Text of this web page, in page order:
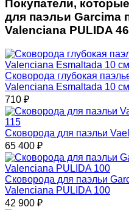
Покупатели,
для паэльи Garcima
Valenciana PULIDA
Сковорода глубокая
Valenciana Esmaltada 10 см
710 ₽
Сковорода для паэльи
65 400 ₽
Сковорода для паэльи
Valenciana PULIDA 100
42 900 ₽